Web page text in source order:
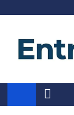
Noticias
Información de